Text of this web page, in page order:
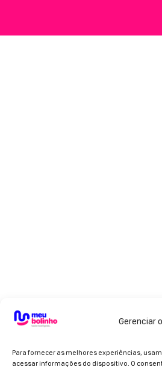
Gerenciar
Para fornecer as melhores experiências,
acessar informações do dispositivo. O